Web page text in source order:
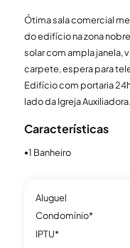
Ótima sala comercial
do edifício na zona
solar com ampla janela,
carpete, espera para
Edifício com portaria
lado da Igreja
Características
●1 Banheiro
Aluguel
Condomínio*
IPTU*